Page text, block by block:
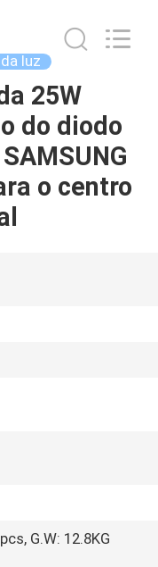
luz
25W
do diodo
o centro
G.W: 12.8KG